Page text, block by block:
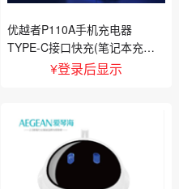
优越者P110A手机充电器
TYPE-C接口快充(笔记本充电
¥登录后显示
分类
搜索